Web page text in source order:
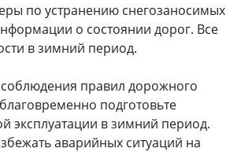
по устранению снегозаносимых
о состоянии дорог. Все
в зимний период.
правил дорожного
подготовьте
эксплуатации в зимний период.
аварийных ситуаций на